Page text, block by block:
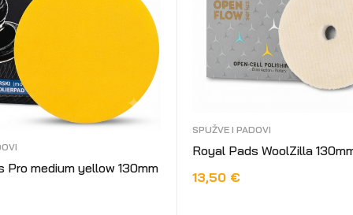
Pro medium yellow 130mm
SPUŽVE I PADOVI
Royal Pads WoolZilla
13,50 €